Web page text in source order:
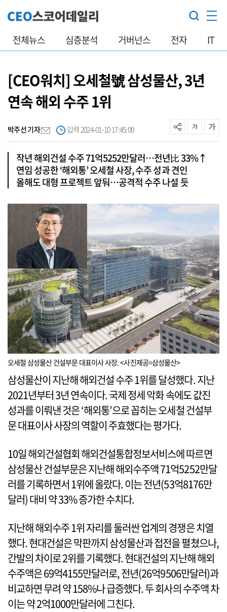
전체뉴스 심층분석 거버넌스 전자 IT
[CEO워치] 오세철號 삼성물산, 3년
연속 해외 수주 1위
박주선 기자 입력 2024-01-10 17:45:00
작년 해외건설 수주 71억5252만달러…전년比 33%↑
연임 성공한 ‘해외통’ 오세철 사장, 수주 성과 견인
올해도 대형 프로젝트 앞둬…공격적 수주 나설 듯
오세철 삼성물산 건설부문 대표이사 사장. <사진제공=삼성물산>
삼성물산이 지난해 해외건설 수주 1위를 달성했다. 지난
2021년부터 3년 연속이다. 국제 정세 악화 속에도 값진
성과를 이뤄낸 것은 ‘해외통’으로 꼽히는 오세철 건설부
문 대표이사 사장의 역할이 주효했다는 평가다.
10일 해외건설협회 해외건설통합정보서비스에 따르면
삼성물산 건설부문은 지난해 해외수주액 71억5252만달
러를 기록하면서 1위에 올랐다. 이는 전년(53억8176만
달러) 대비 약 33% 증가한 수치다.
지난해 해외수주 1위 자리를 둘러싼 업계의 경쟁은 치열
했다. 현대건설은 막판까지 삼성물산과 접전을 펼쳤으나,
간발의 차이로 2위를 기록했다. 현대건설의 지난해 해외
수주액은 69억4155만달러로, 전년(26억9506만달러)과
비교하면 무려 약 158%나 급증했다. 두 회사의 수주액 차
이는 약 2억1000만달러에 그친다.